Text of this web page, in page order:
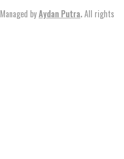
Managed byAydan Putra.All rights